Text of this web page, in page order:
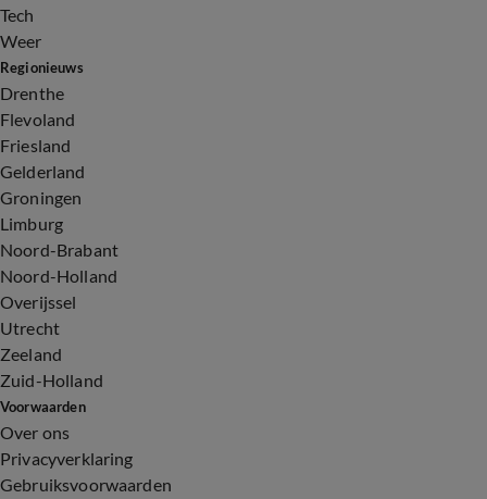
Tech
Weer
Regionieuws
Drenthe
Flevoland
Friesland
Gelderland
Groningen
Limburg
Noord-Brabant
Noord-Holland
Overijssel
Utrecht
Zeeland
Zuid-Holland
Voorwaarden
Over ons
Privacyverklaring
Gebruiksvoorwaarden